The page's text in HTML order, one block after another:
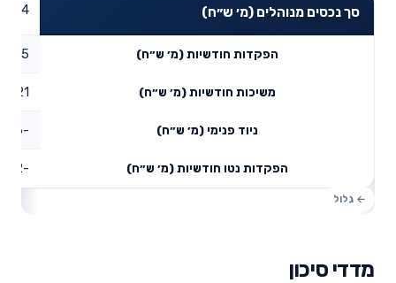
סך נכסים מנוהלים (מ׳ ש״ח)
הפקדות חודשיות (מ׳ ש״ח) 0.65
משיכות חודשיות (מ׳ ש״ח) 1.21
ניוד פנימי (מ׳ ש״ח) -9.36
הפקדות נטו חודשיות (מ׳ ש״ח) -9.92
מדדי סיכון